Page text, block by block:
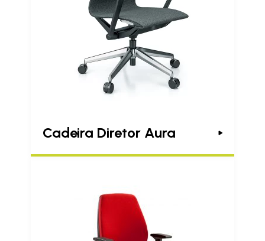
Cadeira Diretor Aura